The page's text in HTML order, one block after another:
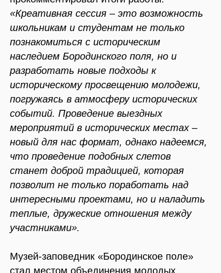
«Креативная сессия – это возможность
школьникам и студентам не только
познакомиться с историческим
наследием Бородинского поля, но и
разработать новые подходы к
историческому просвещению молодежи,
погружаясь в атмосферу исторических
событий. Проведение выездных
мероприятий в исторических местах –
новый для нас формат, однако надеемся,
что проведение подобных слетов
станет доброй традицией, которая
позволит не только поработать над
интересными проектами, но и наладить
теплые, дружеские отношения между
участниками».
Музей-заповедник «Бородинское поле»
стал местом объединения молодых